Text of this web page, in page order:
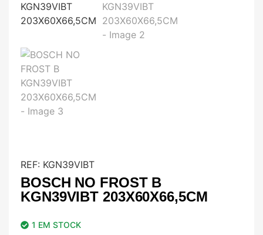
REF: KGN39VIBT
BOSCH NO FROST B
KGN39VIBT 203X60X66,5CM
1 EM STOCK